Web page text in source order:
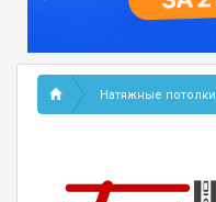
Натяжные потолки